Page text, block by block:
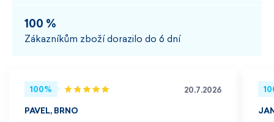
100 %
Zákazníkům zboží dorazilo do 6 dní
100% 20.7.2026
PAVEL, BRNO